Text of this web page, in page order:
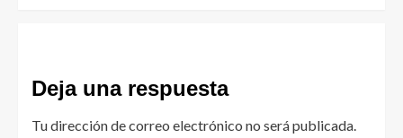
Deja una respuesta
Tu dirección de correo electrónico no será publicada.